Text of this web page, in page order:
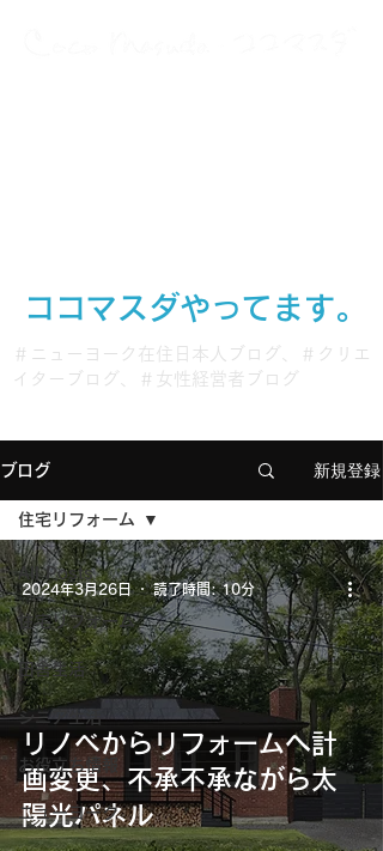
ココマスダやってます。
＃ニューヨーク在住日本人ブログ、＃クリエ
イターブログ、＃女性経営者ブログ
ブログ 新規登録
All Posts
住宅リフォーム
田舎生活
シニア生活
お役立ち情報
ニューヨーク
住宅リフォーム
リノベからリフォームへ計
画変更、不承不承ながら太
陽光パネル
2024年3月26日 読了時間: 10分